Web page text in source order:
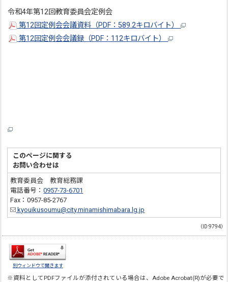
令和4年第12回教育委員会定例会
第12回定例会会議資料（PDF：589.2キロバイト）
第12回定例会会議録（PDF：112キロバイト）
このページに関する
お問い合わせは
教育委員会 教育総務課
電話番号：0957-73-6701
Fax：0957-85-2767
kyouikusoumu@city.minamishimabara.lg.jp
（ID:9794）
別ウィンドウで開きます
※資料としてPDFファイルが添付されている場合は、Adobe Acrobat(R)が必要で